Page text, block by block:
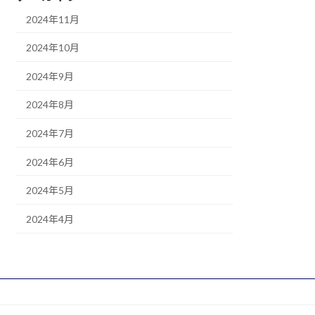
2024年11月
2024年10月
2024年9月
2024年8月
2024年7月
2024年6月
2024年5月
2024年4月